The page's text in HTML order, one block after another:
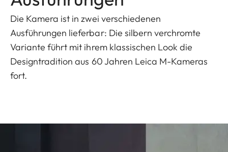
Die Kamera ist in zwei verschiedenen
Ausführungen lieferbar: Die silbern verchromte
Variante führt mit ihrem klassischen Look die
Designtradition aus 60 Jahren Leica M-Kameras
fort.